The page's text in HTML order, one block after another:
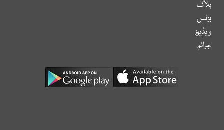
بلاگ
بزنس
ویڈیوز
جرائم